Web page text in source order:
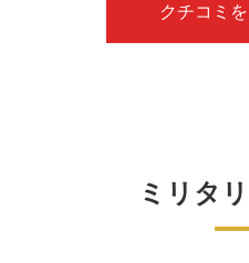
クチコミ
ミリタ